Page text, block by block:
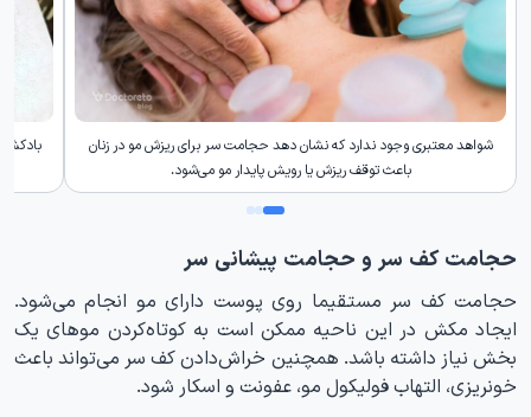
شواهد معتبری وجود ندارد که نشان دهد حجامت سر برای ریزش مو در زنان
باعث توقف ریزش یا رویش پایدار مو می‌شود.
بادکش
حجامت کف سر و حجامت پیشانی سر
حجامت کف سر مستقیما روی پوست دارای مو انجام می‌شود.
ایجاد مکش در این ناحیه ممکن است به کوتاه‌کردن موهای یک
بخش نیاز داشته باشد. همچنین خراش‌دادن کف سر می‌تواند باعث
خونریزی، التهاب فولیکول مو، عفونت و اسکار شود.